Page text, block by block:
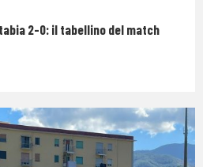
2-0: il tabellino del match